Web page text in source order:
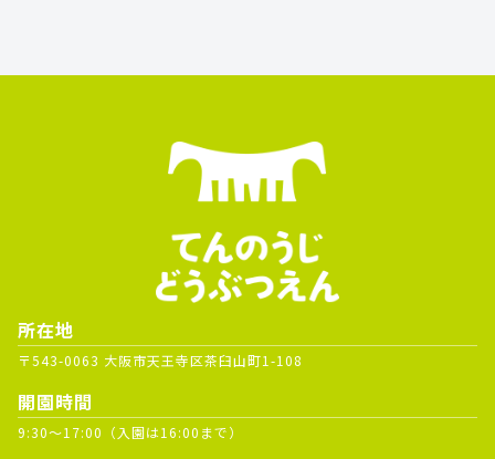
所在地
〒543-0063 大阪市天王寺区茶臼山町1-108
開園時間
9:30～17:00（入園は16:00まで）